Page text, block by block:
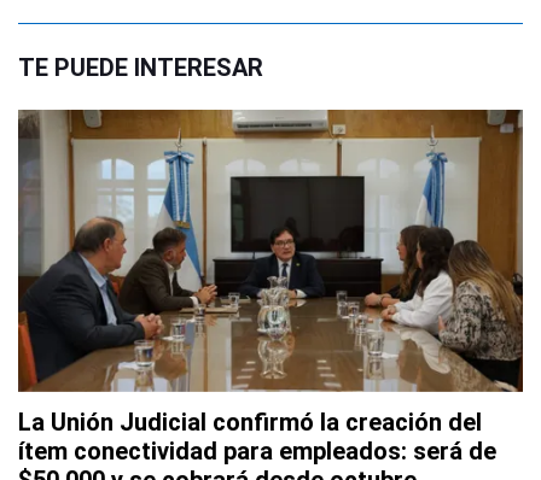
TE PUEDE INTERESAR
La Unión Judicial confirmó la creación del
ítem conectividad para empleados: será de